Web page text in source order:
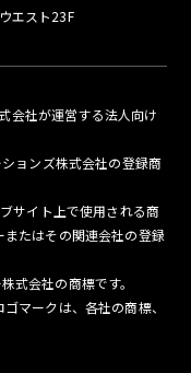
エスト23F
会社が運営する法人向け
ョンズ株式会社の登録商
サイト上で使用される商
たはその関連会社の登録
式会社の商標です。
マークは、各社の商標、